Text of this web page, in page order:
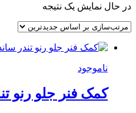
در حال نمایش یک نتیجه
ناموجود
کمک فنر جلو رنو